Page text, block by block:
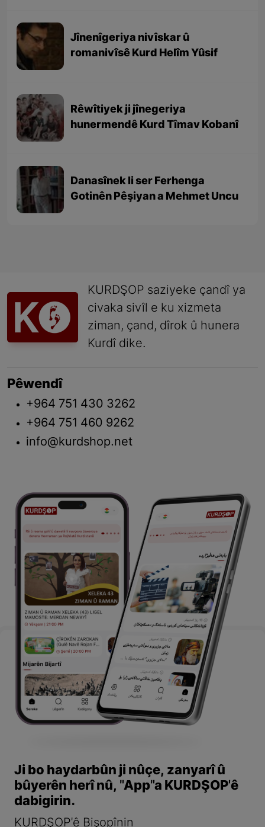
Jînenîgeriya nivîskar û
romanivîsê Kurd Helîm Yûsif
Rêwîtiyek ji jînegeriya
hunermendê Kurd Tîmav Kobanî
Danasînek li ser Ferhenga
Gotinên Pêşiyan a Mehmet Uncu
KURDŞOP saziyeke çandî ya
civaka sivîl e ku xizmeta
ziman, çand, dîrok û hunera
Kurdî dike.
Pêwendî
+964 751 430 3262
+964 751 460 9262
info@kurdshop.net
Ji bo haydarbûn ji nûçe, zanyarî û
bûyerên herî nû, "App"a KURDŞOP'ê
dabigirin.
KURDŞOP'ê Bişopînin